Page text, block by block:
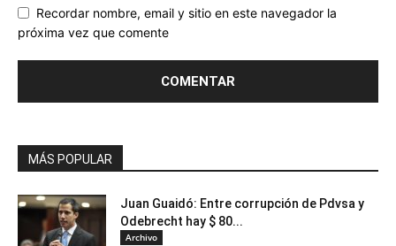
Recordar nombre, email y sitio en este navegador la
próxima vez que comente
MÁS POPULAR
Juan Guaidó: Entre corrupción de Pdvsa y
Odebrecht hay $ 80...
Archivo